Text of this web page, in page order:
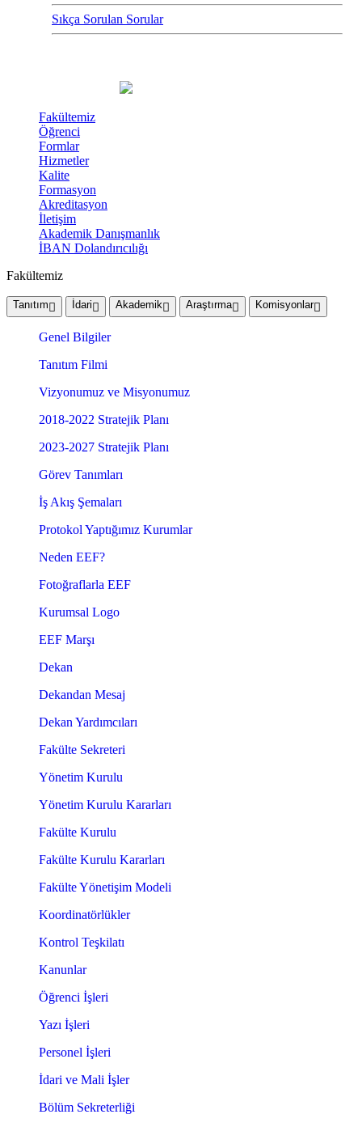
Sıkça Sorulan Sorular
Fakültemiz
Öğrenci
Formlar
Hizmetler
Kalite
Formasyon
Akreditasyon
İletişim
Akademik Danışmanlık
İBAN Dolandırıcılığı
Fakültemiz
Tanıtım İdari Akademik Araştırma Komisyonlar
Genel Bilgiler
Tanıtım Filmi
Vizyonumuz ve Misyonumuz
2018-2022 Stratejik Planı
2023-2027 Stratejik Planı
Görev Tanımları
İş Akış Şemaları
Protokol Yaptığımız Kurumlar
Neden EEF?
Fotoğraflarla EEF
Kurumsal Logo
EEF Marşı
Dekan
Dekandan Mesaj
Dekan Yardımcıları
Fakülte Sekreteri
Yönetim Kurulu
Yönetim Kurulu Kararları
Fakülte Kurulu
Fakülte Kurulu Kararları
Fakülte Yönetişim Modeli
Koordinatörlükler
Kontrol Teşkilatı
Kanunlar
Öğrenci İşleri
Yazı İşleri
Personel İşleri
İdari ve Mali İşler
Bölüm Sekreterliği